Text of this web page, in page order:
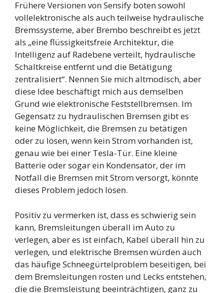
Frühere Versionen von Sensify boten sowohl
vollelektronische als auch teilweise hydraulische
Bremssysteme, aber Brembo beschreibt es jetzt
als „eine flüssigkeitsfreie Architektur, die
Intelligenz auf Radebene verteilt, hydraulische
Schaltkreise entfernt und die Betätigung
zentralisiert“. Nennen Sie mich altmodisch, aber
diese Idee beschäftigt mich aus demselben
Grund wie elektronische Feststellbremsen. Im
Gegensatz zu hydraulischen Bremsen gibt es
keine Möglichkeit, die Bremsen zu betätigen
oder zu lösen, wenn kein Strom vorhanden ist,
genau wie bei einer Tesla-Tür. Eine kleine
Batterie oder sogar ein Kondensator, der im
Notfall die Bremsen mit Strom versorgt, könnte
dieses Problem jedoch lösen.
Positiv zu vermerken ist, dass es schwierig sein
kann, Bremsleitungen überall im Auto zu
verlegen, aber es ist einfach, Kabel überall hin zu
verlegen, und elektrische Bremsen würden auch
das häufige Schneegürtelproblem beseitigen, bei
dem Bremsleitungen rosten und Lecks entstehen,
die die Bremsleistung beeinträchtigen, ganz zu